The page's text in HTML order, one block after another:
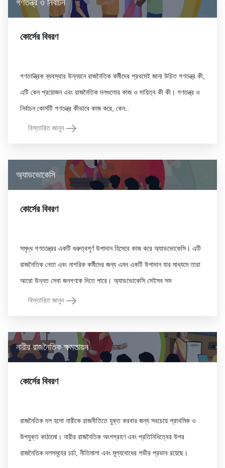
গণতন্ত্র ও নির্বাচন
কোর্সের বিবরণ
গণতান্ত্রিক ব্যবস্থার উন্নয়নে রাজনৈতিক কর্মীদের প্রথমেই জানা উচিত গণতন্ত্র কী,
এটি কেন প্রয়োজন এবং রাজনৈতিক দলগুলোর কাজ ও দায়িত্ব কী কী। গণতন্ত্র ও
বিস্তারিত জানুন
অ্যাডভোকেসি
কোর্সের বিবরণ
সমৃদ্ধ গণতন্ত্রের একটি গুরুত্বপূর্ণ উপাদান হিসেবে কাজ করে অ্যাডভোকেসি। এটি
রাজনৈতিক নেতা এবং নাগরিক কর্মীদের জন্য এমন একটি উপাদান যার মাধ্যমে তারা
বিস্তারিত জানুন
নারীর রাজনৈতিক ক্ষমতায়ন
কোর্সের বিবরণ
রাজনৈতিক দল হলো নারীকে রাজনীতিতে যুক্ত করবার জন্য সবচেয়ে প্রাথমিক ও
উপযুক্ত কাঠামো। নারীর রাজনৈতিক অংশগ্রহণ এবং প্রতিনিধিত্বের উপর